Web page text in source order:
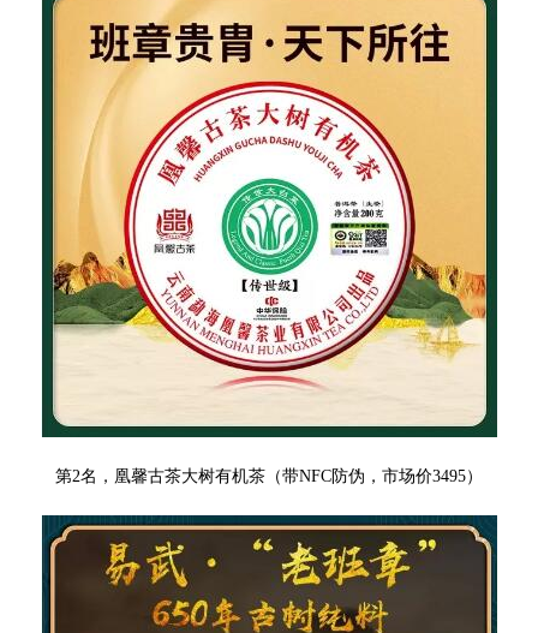
第2名，凰馨古茶大树有机茶 （带NFC防伪，市场价3495）